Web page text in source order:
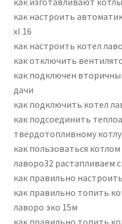
как настроить
xl 16
как настроить котел
как отключить
как подключен
дачи
как подключить котел
как подсоединить
твердотопливному котлу
как пользоваться
лаворо32 растапливаем
как правильно
как правильно топить
лаворо эко 15м
как правильно топить